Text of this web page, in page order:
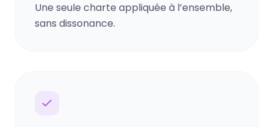
Une seule charte appliquée à l’ensemble,
sans dissonance.